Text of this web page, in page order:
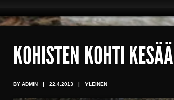
KOHISTEN KOHTI KESÄÄ
BY ADMIN | 22.4.2013 | YLEINEN